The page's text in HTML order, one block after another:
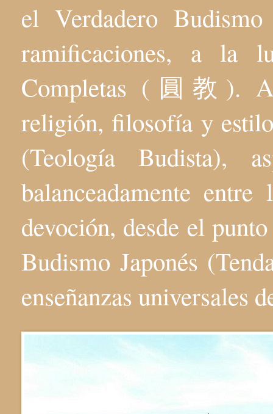
el Verdadero
ramificaciones, a la
Completas (圓教).
religión, filosofía y
(Teología Budista),
balanceadamente
devoción, desde el
Budismo Japonés
enseñanzas universales